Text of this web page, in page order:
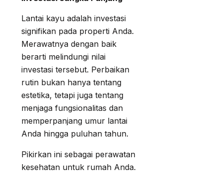
Lantai kayu adalah investasi
signifikan pada properti Anda.
Merawatnya dengan baik
berarti melindungi nilai
investasi tersebut. Perbaikan
rutin bukan hanya tentang
estetika, tetapi juga tentang
menjaga fungsionalitas dan
memperpanjang umur lantai
Anda hingga puluhan tahun.
Pikirkan ini sebagai perawatan
kesehatan untuk rumah Anda.